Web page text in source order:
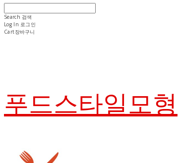
Search 검색
Log In 로그인
Cart장바구니
푸드스타일모형